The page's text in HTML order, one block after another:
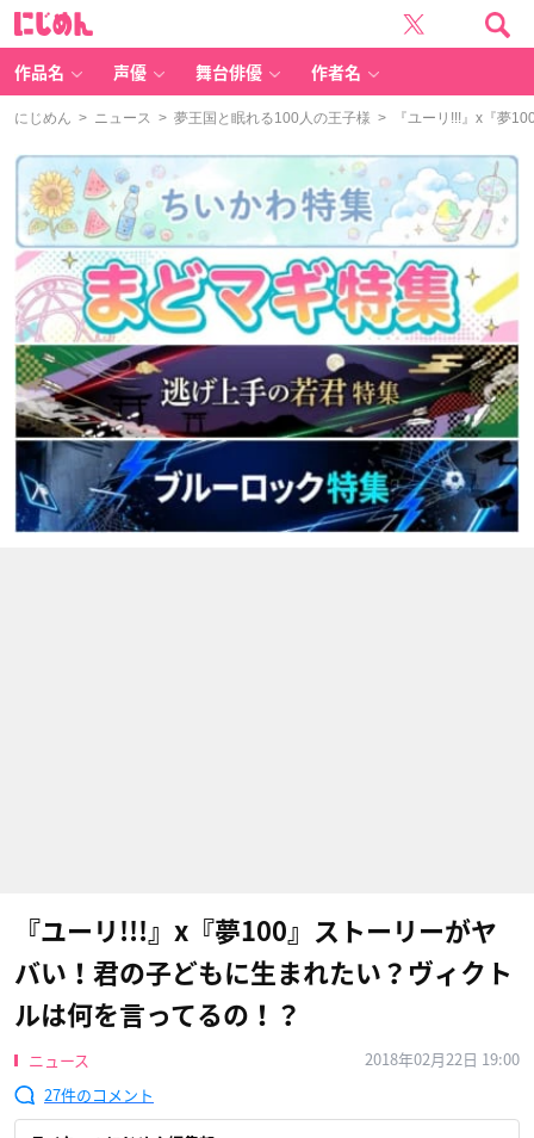
作品名 声優 舞台俳優 作者名
にじめん > ニュース > 夢王国と眠れる100人の王子様 > 『ユーリ!!!』x『夢
『ユーリ!!!』x『夢100』ストーリーがヤ
バい！君の子どもに生まれたい？ヴィクト
ルは何を言ってるの！？
ニュース
2018年02月22日 19:00
27